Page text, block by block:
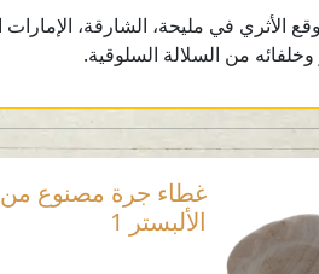
من السلالة السلوقية.
غطاء جرة مصنوع من
الألبستر 1